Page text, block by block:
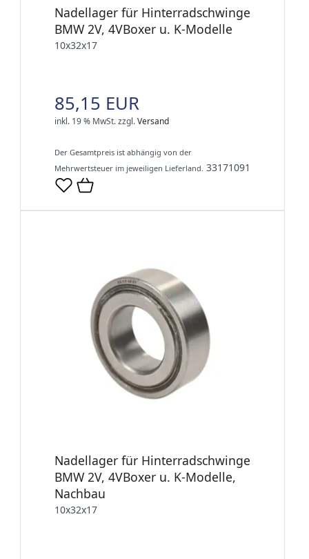
Nadellager für Hinterradschwinge
BMW 2V, 4VBoxer u. K-Modelle
10x32x17
85,15 EUR
inkl. 19 % MwSt.zzgl.Versand
Der Gesamtpreis ist abhängig von der
Mehrwertsteuer im jeweiligen Lieferland. 33171091
Nadellager für Hinterradschwinge
BMW 2V, 4VBoxer u. K-Modelle,
Nachbau
10x32x17